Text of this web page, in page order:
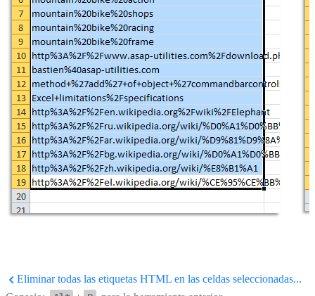
Eliminar todas las etiquetas HTML en las celdas seleccionadas...